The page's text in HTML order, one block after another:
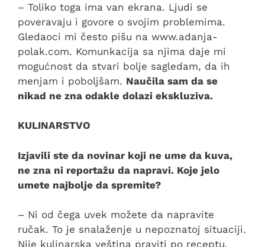
– Toliko toga ima van ekrana. Ljudi se
poveravaju i govore o svojim problemima.
Gledaoci mi često pišu na www.adanja-
polak.com. Komunkacija sa njima daje mi
mogućnost da stvari bolje sagledam, da ih
menjam i poboljšam. Naučila sam da se
nikad ne zna odakle dolazi ekskluziva.
KULINARSTVO
Izjavili ste da novinar koji ne ume da kuva,
ne zna ni reportažu da napravi. Koje jelo
umete najbolje da spremite?
– Ni od čega uvek možete da napravite
ručak. To je snalaženje u nepoznatoj situaciji.
Nije kulinarska veština praviti po receptu,